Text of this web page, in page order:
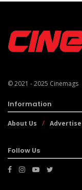
© 2021 - 2025 Cinemags
Information
About Us Advertise
Follow Us